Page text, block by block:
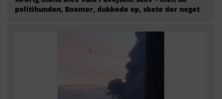
politihunden, Boomer, dukkede op, skete der noget